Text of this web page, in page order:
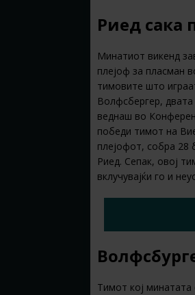
Риед сака
Минатиот викенд
плејоф за пласман
тимовите што
Волфсбергер,
веднаш во
победи тимот на
плејофот, собра 28
Риeд. Сепак, овој
вклучувајќи го и
Тимот кој